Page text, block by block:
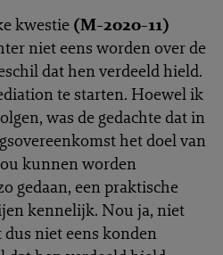
kwestie (M-2020-11)
niet eens worden over de
dat hen verdeeld hield.
te starten. Hoewel ik
was de gedachte dat in
het doel van
kunnen worden
gedaan, een praktische
kennelijk. Nou ja, niet
niet eens konden